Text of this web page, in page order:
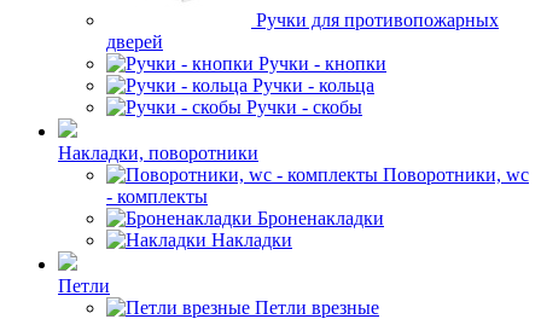
Ручки для противопожарных
дверей
Ручки - кнопки
Ручки - кольца
Ручки - скобы
Накладки, поворотники
Поворотники, wc
- комплекты
Броненакладки
Накладки
Петли
Петли врезные